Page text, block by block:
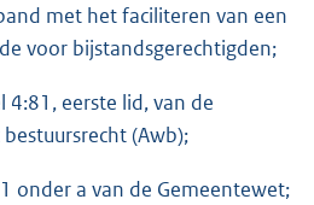
met het faciliteren van een
voor bijstandsgerechtigden;
4:81, eerste lid, van de
(Awb);
onder a van de Gemeentewet;